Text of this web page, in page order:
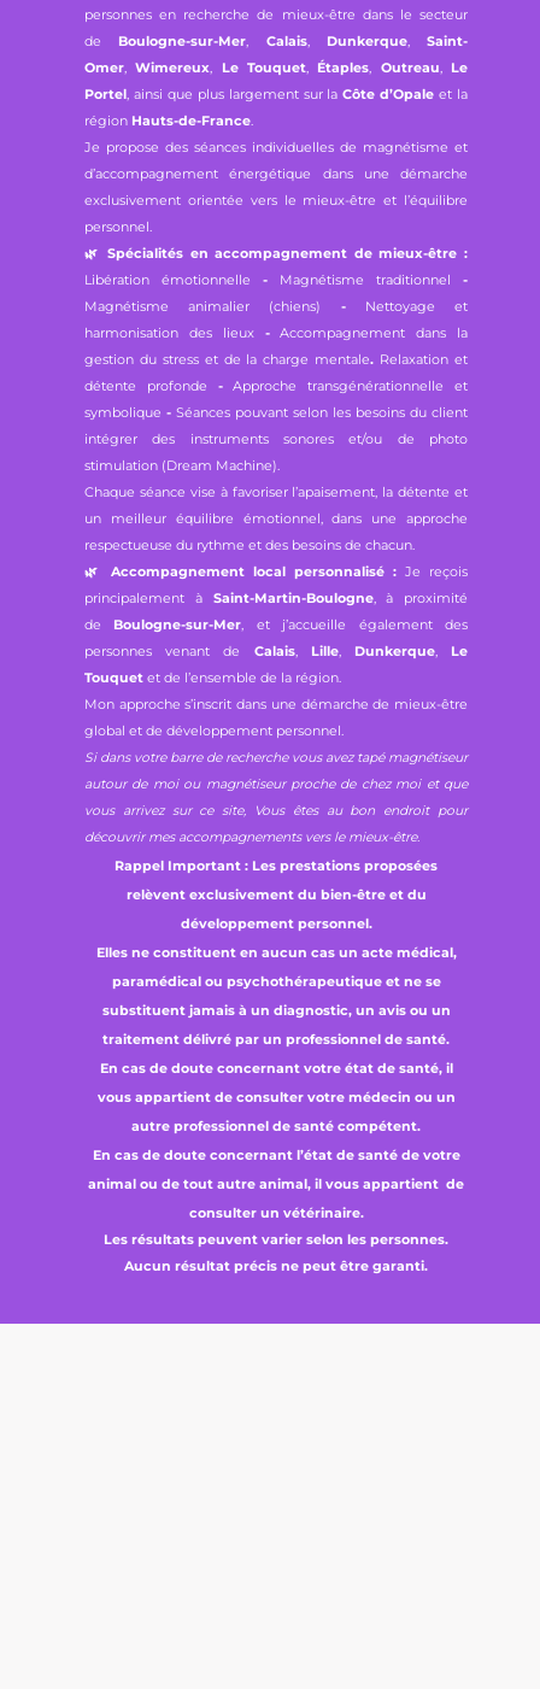
personnes en recherche de mieux-être dans le secteur
de Boulogne-sur-Mer, Calais, Dunkerque, Saint-
Omer,Wimereux, Le Touquet, Étaples, Outreau, Le
Portel , ainsi que plus largement sur laCôte d’Opale et la
région Hauts-de-France.
Je propose des séances individuelles de magnétisme et
d’accompagnement énergétique dans une démarche
exclusivement orientée vers le mieux-être et l’équilibre
personnel.
🌿
Spécialités en accompagnement de mieux-être :
Libération émotionnelle - Magnétisme traditionnel
-
Magnétisme animalier (chiens)
- Nettoyage et
harmonisation des lieux-Accompagnement dans la
gestion du stress et de la charge mentale. Relaxation et
détente profonde -Approche transgénérationnelle et
symbolique - Séances pouvant selon les besoins du client
intégrer des instruments sonores et/ou de photo
stimulation (Dream Machine).
Chaque séance vise à favoriser l’apaisement, la détente et
un meilleur équilibre émotionnel, dans une approche
respectueuse du rythme et des besoins de chacun.
🌿
Accompagnement local personnalisé : Je reçois
principalement à Saint-Martin-Boulogne, à proximité
de Boulogne-sur-Mer, et j’accueille également des
personnes venant de Calais, Lille, Dunkerque, Le
Touquet et de l’ensemble de la région.
Mon approche s’inscrit dans une démarche de mieux-être
global et de développement personnel.
Si dans votre barre de recherche vous avez tapé magnétiseur
autour de moi ou magnétiseur proche de chez moi et que
vous arrivez sur ce site, Vous êtes au bon endroit pour
découvrir mes accompagnements vers le mieux-être.
Rappel Important : Les prestations proposées
relèvent exclusivement du bien-être et du
développement personnel.
Elles ne constituent en aucun cas un acte médical,
paramédical ou psychothérapeutique et ne se
substituent jamais à un diagnostic, un avis ou un
traitement délivré par un professionnel de santé.
En cas de doute concernant votre état de santé, il
vous appartient de consulter votre médecin ou un
autre professionnel de santé compétent.
En cas de doute concernant l’état de santé de votre
animal ou de tout autre animal, il vous appartient de
consulter un vétérinaire.
Les résultats peuvent varier selon les personnes.
Aucun résultat précis ne peut être garanti.